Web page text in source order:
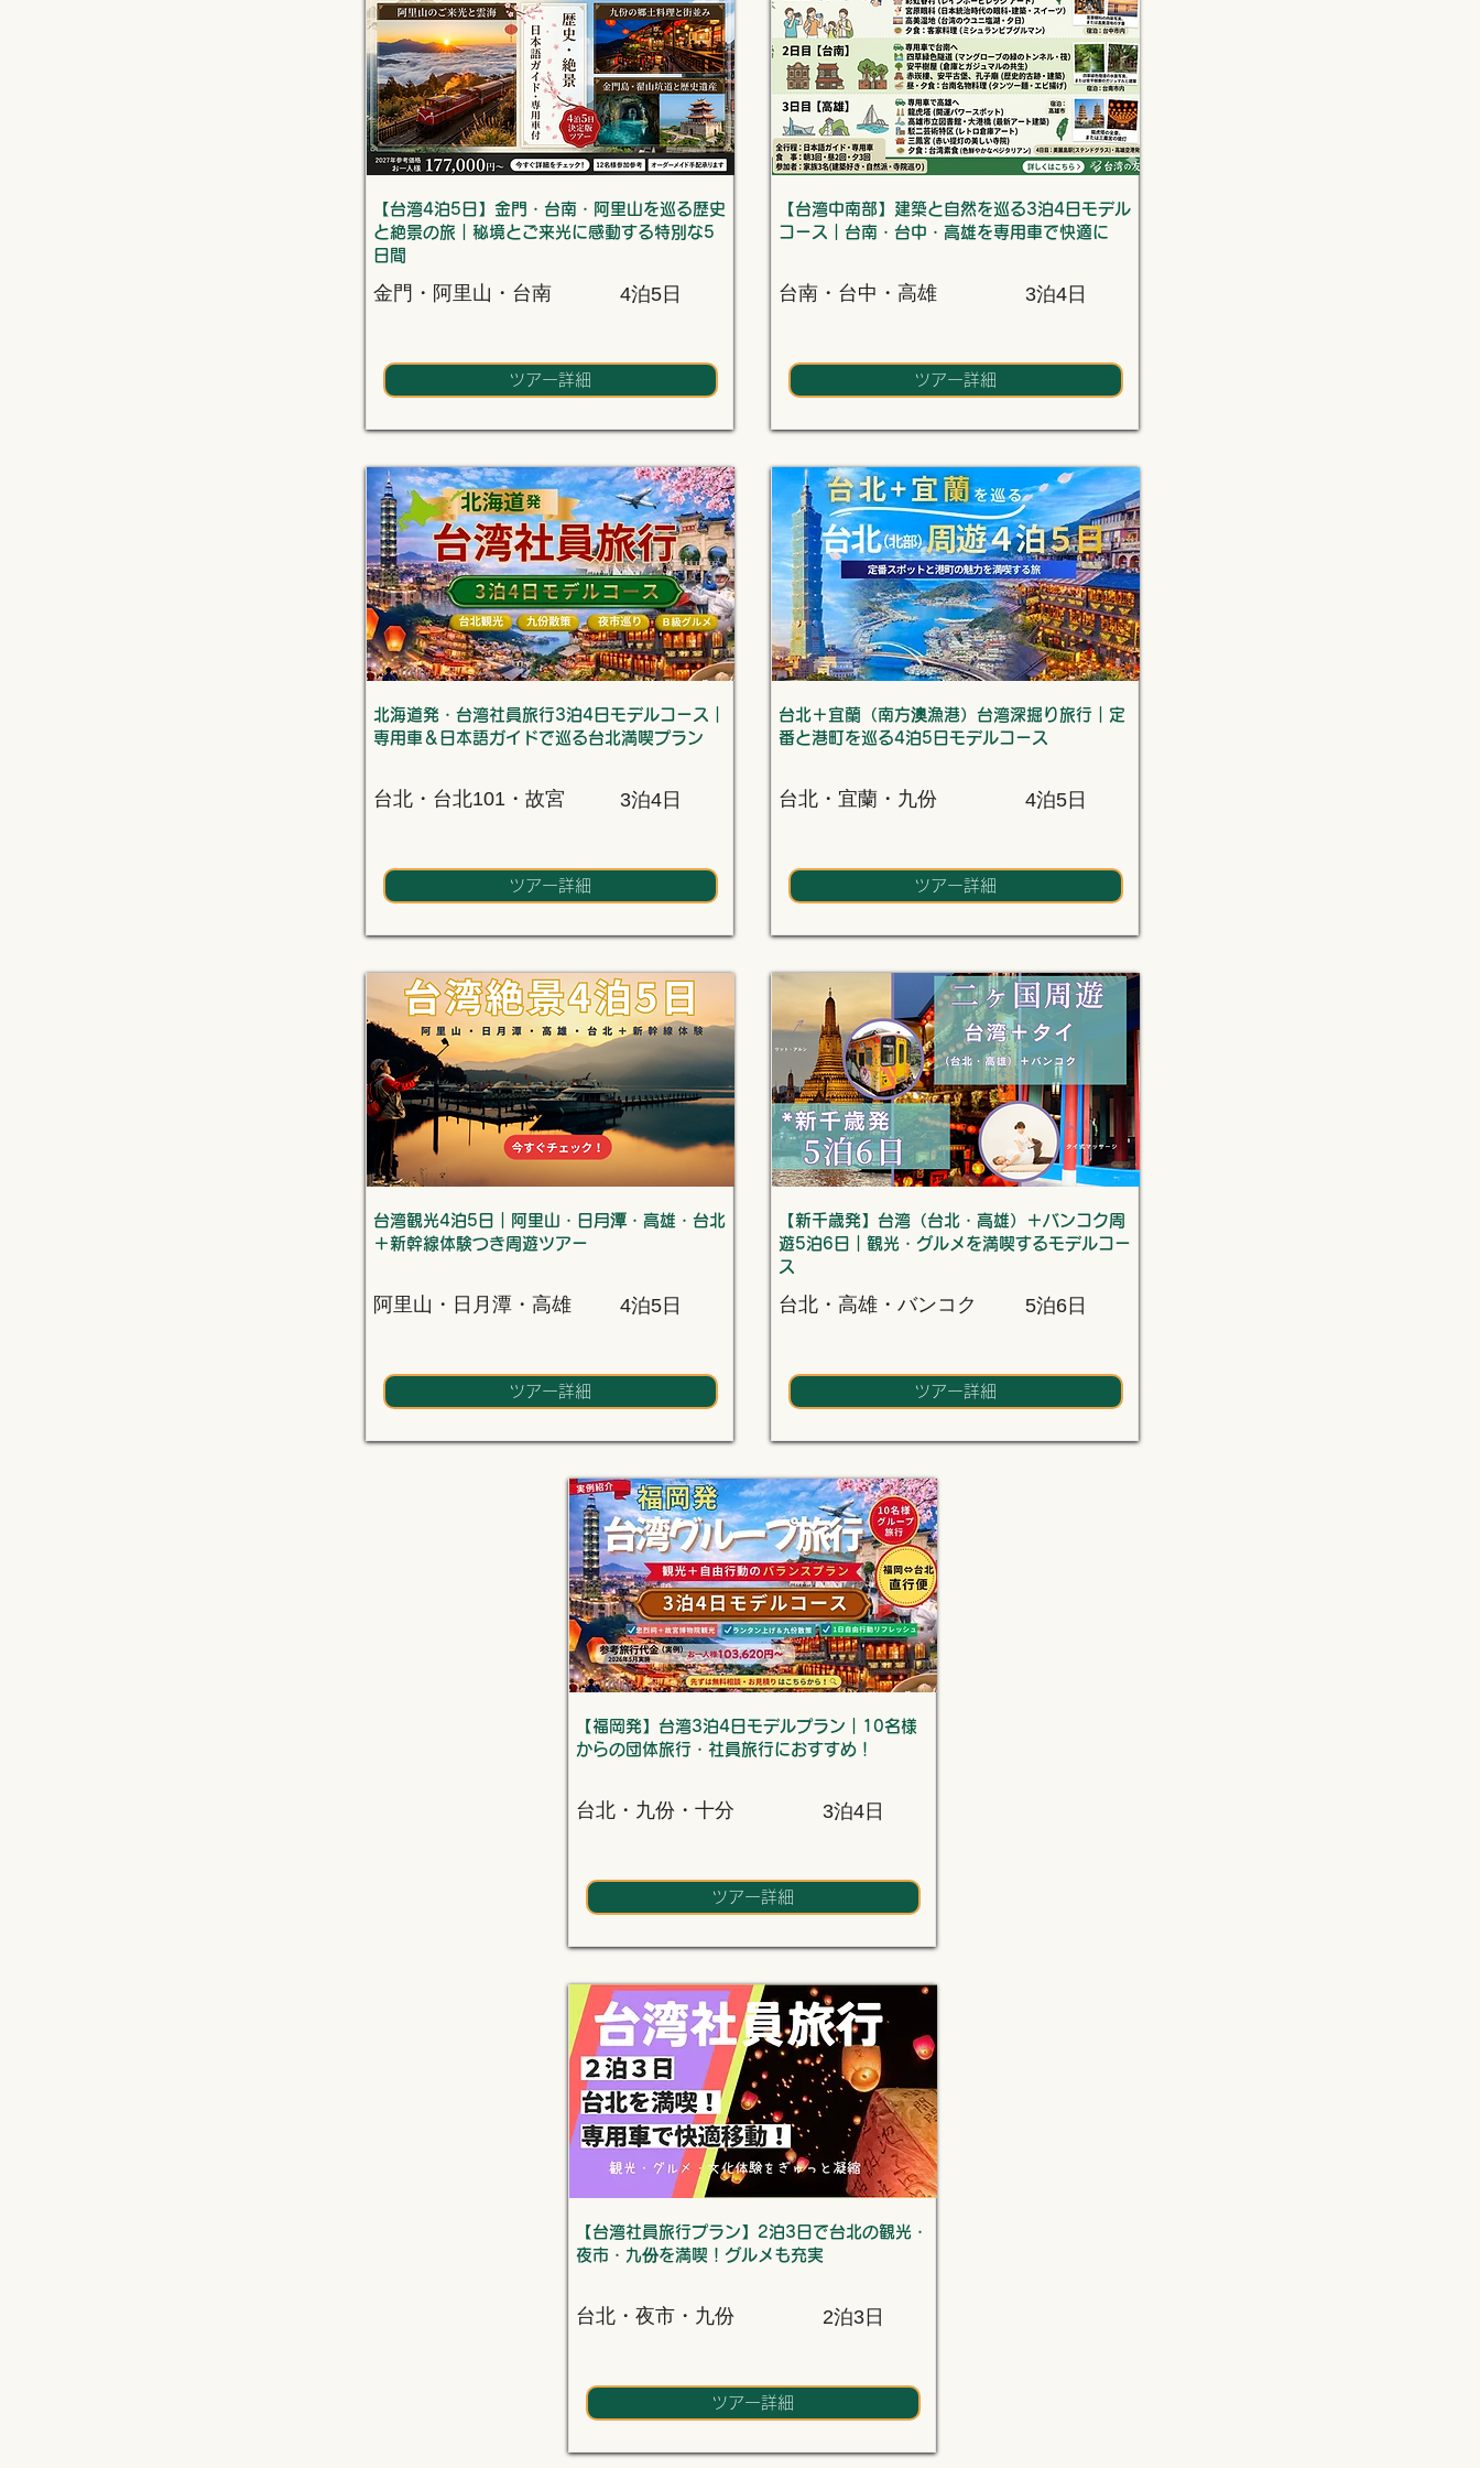
【台湾4泊5日】金門・台南・阿里山を巡る歴史
と絶景の旅｜秘境とご来光に感動する特別な5
日間
金門・阿里山・台南 4泊5日
ツアー詳細
北海道発・台湾社員旅行3泊4日モデルコース｜
専用車＆日本語ガイドで巡る台北満喫プラン
台北・台北101・故宮 3泊4日
ツアー詳細
台湾観光4泊5日｜阿里山・日月潭・高雄・台北
＋新幹線体験つき周遊ツアー
阿里山・日月潭・高雄 4泊5日
ツアー詳細
【台湾中南部】建築と自然を巡る3泊4日モデル
コース｜台南・台中・高雄を専用車で快適に
台南・台中・高雄 3泊4日
ツアー詳細
台北＋宜蘭（南方澳漁港）台湾深掘り旅行｜定
番と港町を巡る4泊5日モデルコース
台北・宜蘭・九份 4泊5日
ツアー詳細
【新千歳発】台湾（台北・高雄）＋バンコク周
遊5泊6日｜観光・グルメを満喫するモデルコー
ス
台北・高雄・バンコク 5泊6日
ツアー詳細
【福岡発】台湾3泊4日モデルプラン｜10名様
からの団体旅行・社員旅行におすすめ！
台北・九份・十分 3泊4日
ツアー詳細
【台湾社員旅行プラン】2泊3日で台北の観光・
夜市・九份を満喫！グルメも充実
台北・夜市・九份 2泊3日
ツアー詳細